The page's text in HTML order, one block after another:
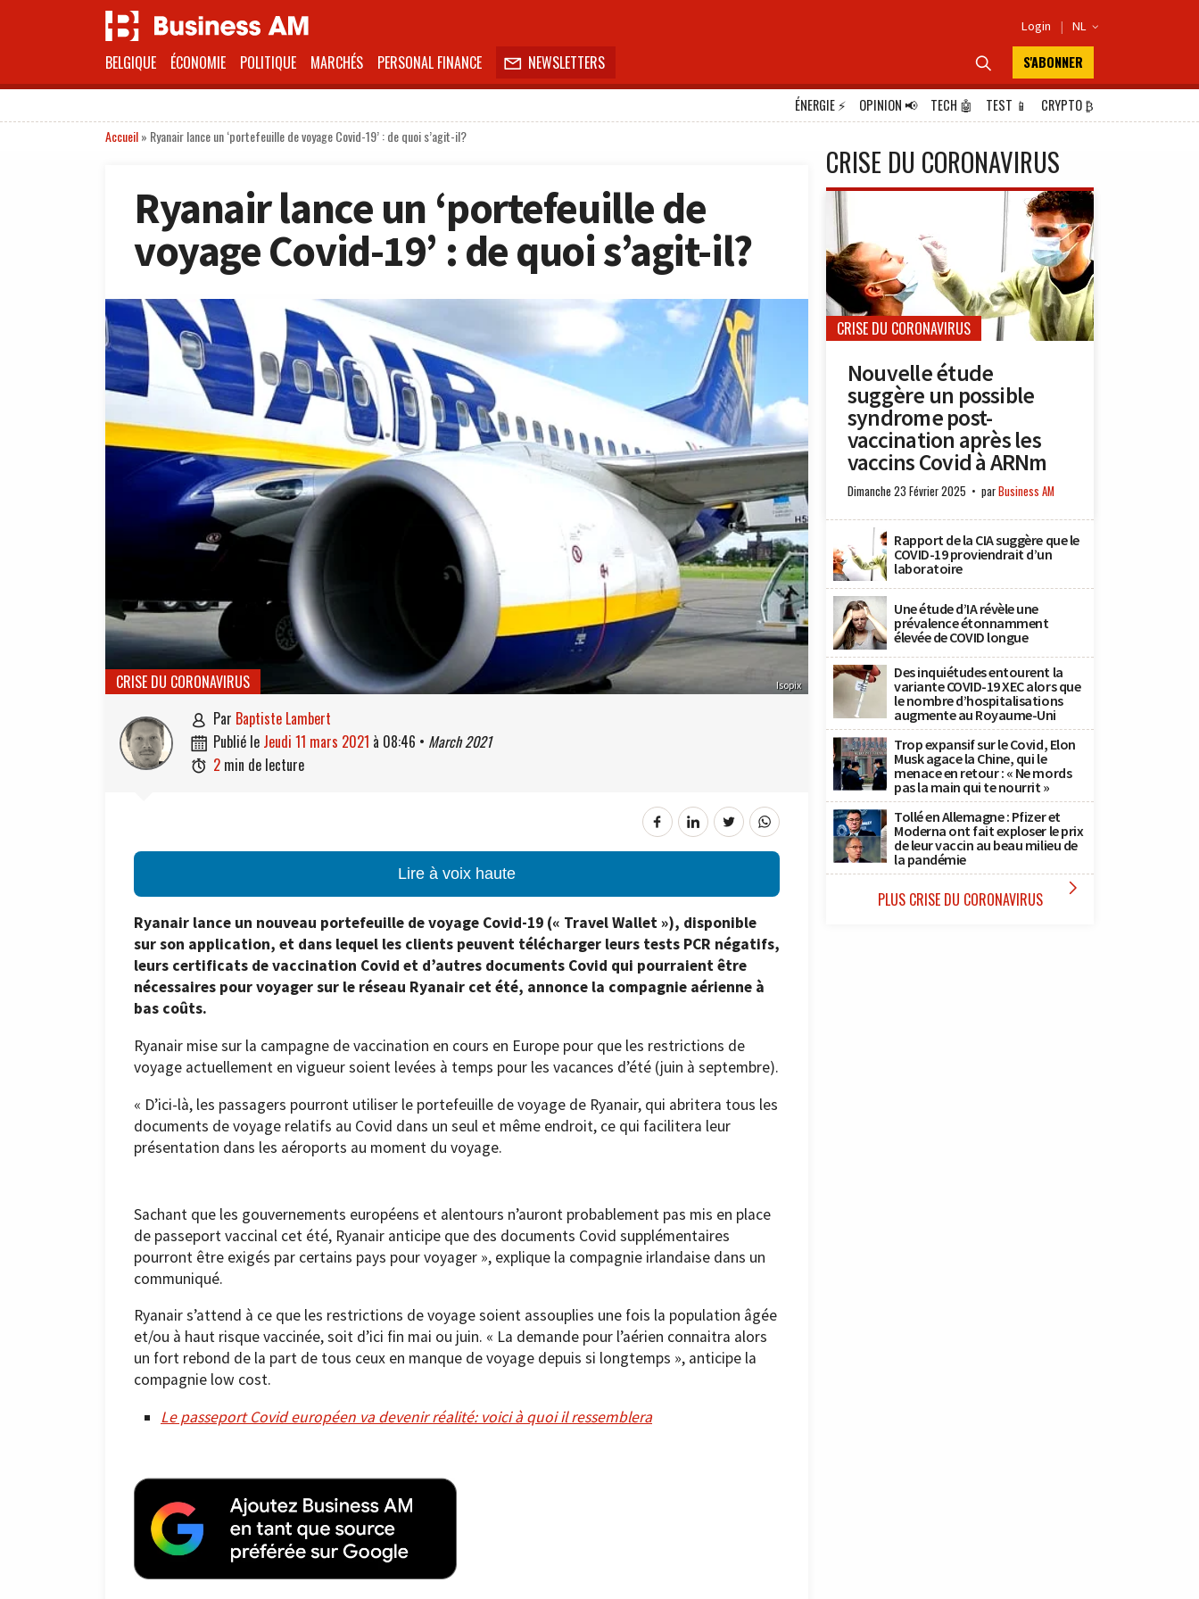
Login | NL 
BELGIQUE ÉCONOMIE POLITIQUE MARCHÉS PERSONAL FINANCE  NEWSLETTERS  S'ABONNER
ÉNERGIE⚡ OPINION📢 TECH 🤖 TEST 📱 CRYPTO₿
Accueil» Ryanair lance un ‘portefeuille de voyage Covid-19’ : de quoi s’agit-il?
Ryanair lance un ‘portefeuille de
voyage Covid-19’ : de quoi s’agit-il?
Isopix
CRISE DU CORONAVIRUS
 par Baptiste Lambert
 publié le jeudi 11 mars 2021 à 08:46 • March 2021
 2 min de lecture
Lire à voix haute
Ryanair lance un nouveau portefeuille de voyage Covid-19 (« Travel Wallet »), disponible
sur son application, et dans lequel les clients peuvent télécharger leurs tests PCR négatifs,
leurs certificats de vaccination Covid et d’autres documents Covid qui pourraient être
nécessaires pour voyager sur le réseau Ryanair cet été, annonce la compagnie aérienne à
bas coûts.
Ryanair mise sur la campagne de vaccination en cours en Europe pour que les restrictions de
voyage actuellement en vigueur soient levées à temps pour les vacances d’été (juin à septembre).
« D’ici-là, les passagers pourront utiliser le portefeuille de voyage de Ryanair, qui abritera tous les
documents de voyage relatifs au Covid dans un seul et même endroit, ce qui facilitera leur
présentation dans les aéroports au moment du voyage.
Sachant que les gouvernements européens et alentours n’auront probablement pas mis en place
de passeport vaccinal cet été, Ryanair anticipe que des documents Covid supplémentaires
pourront être exigés par certains pays pour voyager », explique la compagnie irlandaise dans un
communiqué.
Ryanair s’attend à ce que les restrictions de voyage soient assouplies une fois la population âgée
et/ou à haut risque vaccinée, soit d’ici fin mai ou juin. « La demande pour l’aérien connaitra alors
un fort rebond de la part de tous ceux en manque de voyage depuis si longtemps », anticipe la
compagnie low cost.
Le passeport Covid européen va devenir réalité: voici à quoi il ressemblera
CRISE DU CORONAVIRUS
CRISE DU CORONAVIRUS
Nouvelle étude
suggère un possible
syndrome post-
vaccination après les
vaccins Covid à ARNm
Dimanche 23 Février 2025 parBusiness AM
Rapport de la CIA suggère que le
COVID-19 proviendrait d’un
laboratoire
Une étude d’IA révèle une
prévalence étonnamment
élevée de COVID longue
Des inquiétudes entourent la
variante COVID-19 XEC alors que
le nombre d’hospitalisations
augmente au Royaume-Uni
Trop expansif sur le Covid, Elon
Musk agace la Chine, qui le
menace en retour : « Ne mords
pas la main qui te nourrit »
Tollé en Allemagne : Pfizer et
Moderna ont fait exploser le prix
de leur vaccin au beau milieu de
la pandémie
PLUS CRISE DU CORONAVIRUS 